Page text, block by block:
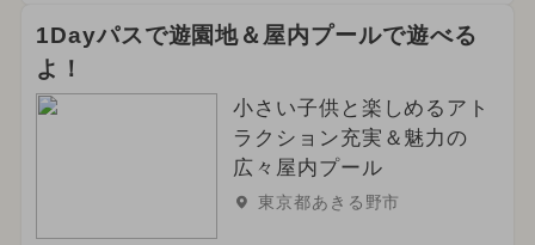
1Dayパスで遊園地＆屋内プールで遊べる
よ！
小さい子供と楽しめるアト
ラクション充実＆魅力の
広々屋内プール
東京都あきる野市